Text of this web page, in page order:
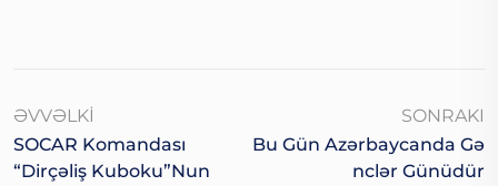
ƏVVƏLKI
SOCAR Komandası
“Dirçəliş Kuboku”nun
SONRAKI
Bu Gün Azərbaycanda Gə
Nclər Günüdür